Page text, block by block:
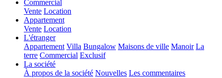
Commercial
Vente Location
Appartement
Vente Location
L'étranger
Appartement Villa Bungalow Maisons de ville Manoir La
terre Commercial Exclusif
La société
À propos de la société Nouvelles Les commentaires